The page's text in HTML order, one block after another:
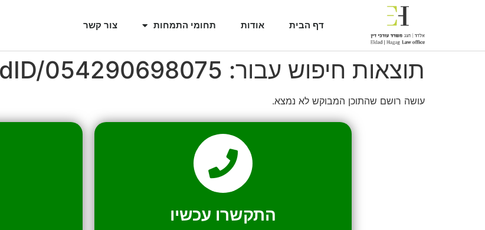
דף הבית אודות תחומי התמחות צור קשר
תוצאות חיפוש עבור: 054290698075
עושה רושם שהתוכן המבוקש לא נמצא.
התקשרו עכשיו